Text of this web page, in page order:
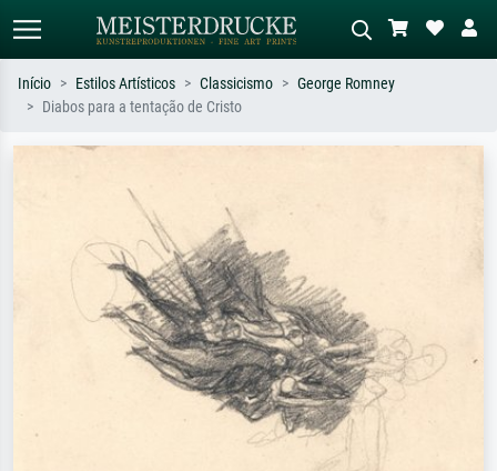
ex: Monet, Noite Estrelada,
impressionismo, onda de Hokusai, nu.
Início Estilos Artísticos Classicismo
George Romney
Diabos para a tentação de Cristo